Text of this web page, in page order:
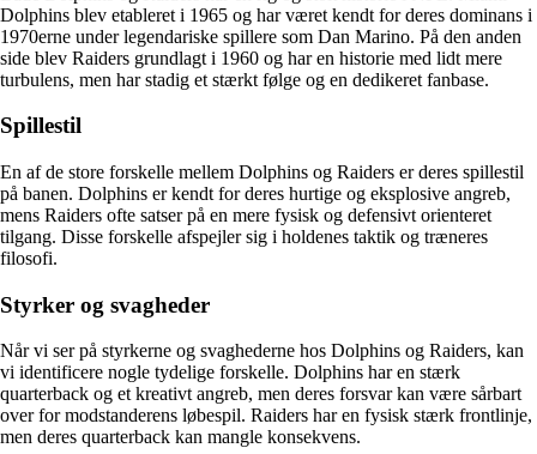
Dolphins blev etableret i 1965 og har været kendt for deres dominans i
1970erne under legendariske spillere som Dan Marino. På den anden
side blev Raiders grundlagt i 1960 og har en historie med lidt mere
turbulens, men har stadig et stærkt følge og en dedikeret fanbase.
Spillestil
En af de store forskelle mellem Dolphins og Raiders er deres spillestil
på banen. Dolphins er kendt for deres hurtige og eksplosive angreb,
mens Raiders ofte satser på en mere fysisk og defensivt orienteret
tilgang. Disse forskelle afspejler sig i holdenes taktik og træneres
filosofi.
Styrker og svagheder
Når vi ser på styrkerne og svaghederne hos Dolphins og Raiders, kan
vi identificere nogle tydelige forskelle. Dolphins har en stærk
quarterback og et kreativt angreb, men deres forsvar kan være sårbart
over for modstanderens løbespil. Raiders har en fysisk stærk frontlinje,
men deres quarterback kan mangle konsekvens.